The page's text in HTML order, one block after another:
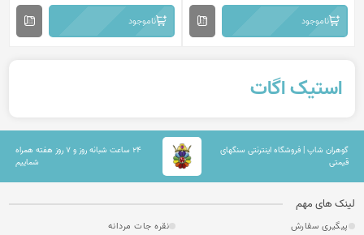
ناموجود ناموجود
استیک اگات
گوهران شاپ | فروشگاه اینترنتی سنگهای
قیمتی
۲۴ ساعت شبانه روز و ۷ روز هفته همراه
شماییم
لینک های مهم
پیگیری سفارش
نقره جات مردانه